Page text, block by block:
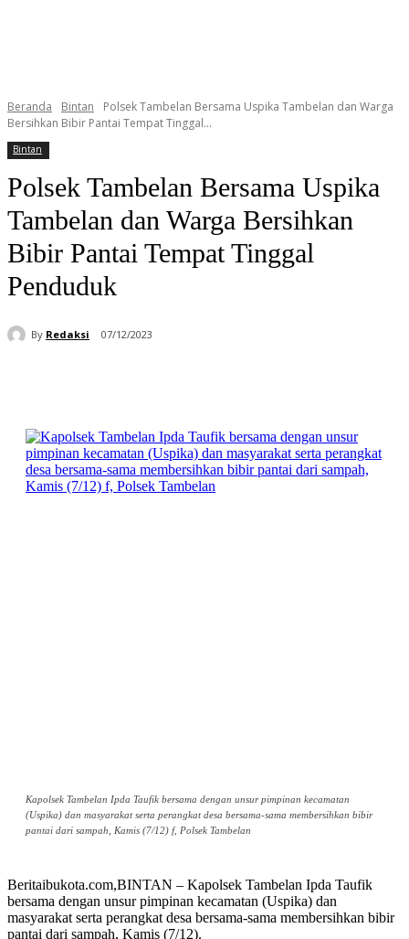
Beranda Bintan
Polsek Tambelan Bersama Uspika Tambelan dan Warga
Bersihkan Bibir Pantai Tempat Tinggal...
Bintan
Polsek Tambelan Bersama Uspika
Tambelan dan Warga Bersihkan
Bibir Pantai Tempat Tinggal
Penduduk
By Redaksi 07/12/2023
Kapolsek Tambelan Ipda Taufik bersama dengan unsur pimpinan kecamatan
(Uspika) dan masyarakat serta perangkat desa bersama-sama membersihkan bibir
pantai dari sampah, Kamis (7/12) f, Polsek Tambelan
Beritaibukota.com,BINTAN – Kapolsek Tambelan Ipda Taufik
bersama dengan unsur pimpinan kecamatan (Uspika) dan
masyarakat serta perangkat desa bersama-sama membersihkan bibir
pantai dari sampah, Kamis (7/12).